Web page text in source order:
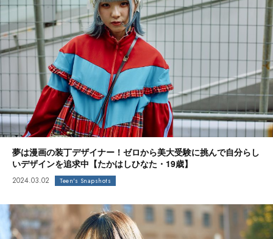
夢は漫画の装丁デザイナー！ゼロから美大受験に挑んで自分らし
いデザインを追求中【たかはしひなた・19歳】
2024.03.02 Teen's Snapshots